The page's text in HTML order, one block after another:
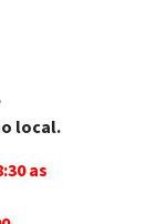
local.
as